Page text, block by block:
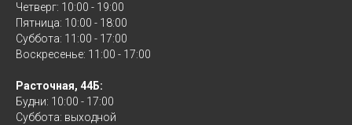
Четверг: 10:00 - 19:00
Пятница: 10:00 - 18:00
Суббота: 11:00 - 17:00
Воскресенье: 11:00 - 17:00
Расточная, 44Б:
Будни: 10:00 - 17:00
Суббота: выходной